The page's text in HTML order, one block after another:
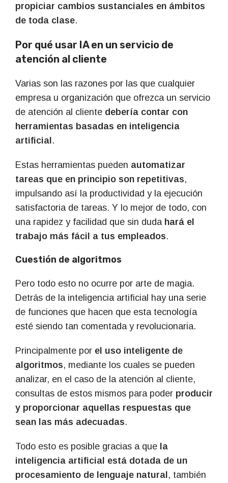
propiciar cambios sustanciales en ámbitos
de toda clase.
Por qué usar IA en un servicio de
atención al cliente
Varias son las razones por las que cualquier
empresa u organización que ofrezca un servicio
de atención al cliente debería contar con
herramientas basadas en inteligencia
artificial.
Estas herramientas pueden automatizar
tareas que en principio son repetitivas,
impulsando así la productividad y la ejecución
satisfactoria de tareas. Y lo mejor de todo, con
una rapidez y facilidad que sin duda hará el
trabajo más fácil a tus empleados.
Cuestión de algoritmos
Pero todo esto no ocurre por arte de magia.
Detrás de la inteligencia artificial hay una serie
de funciones que hacen que esta tecnología
esté siendo tan comentada y revolucionaria.
Principalmente por el uso inteligente de
algoritmos, mediante los cuales se pueden
analizar, en el caso de la atención al cliente,
consultas de estos mismos para poder producir
y proporcionar aquellas respuestas que
sean las más adecuadas.
Todo esto es posible gracias a que la
inteligencia artificial está dotada de un
procesamiento de lenguaje natural, también